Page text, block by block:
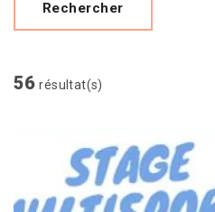
Rechercher
56 résultat(s)